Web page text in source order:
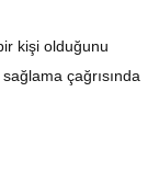
kişi olduğunu
çağrısında